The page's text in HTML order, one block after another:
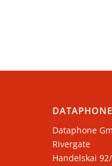
Dataphone
Rivergate
​Handelskai